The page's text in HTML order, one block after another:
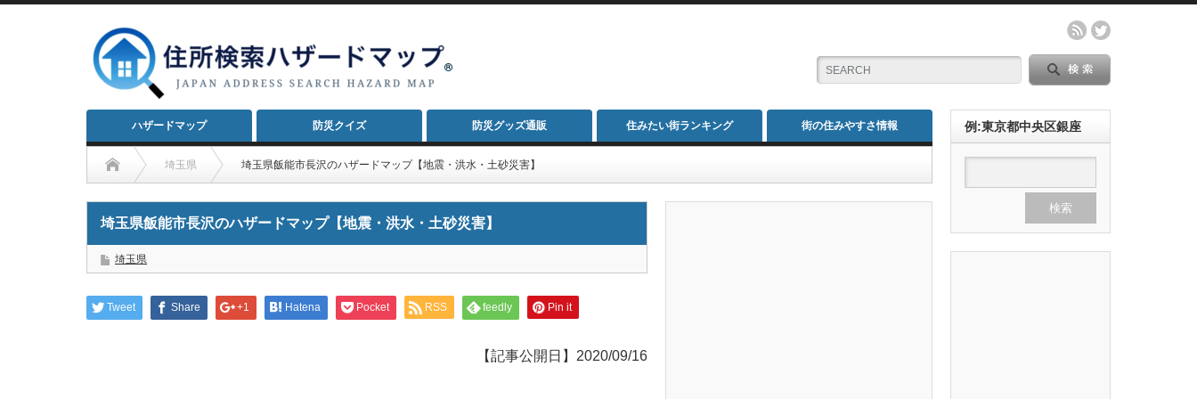
ハザードマップ 防災クイズ 防災グッズ通販 住みたい街ランキング 街の住みやすさ情報
埼玉県 埼玉県飯能市長沢のハザードマップ【地震・洪水・土砂災害】
埼玉県飯能市長沢のハザードマップ【地震・洪水・土砂災害】
埼玉県
Tweet Share +1 Hatena Pocket RSS feedly Pin it
【記事公開日】2020/09/16
例:東京都中央区銀座